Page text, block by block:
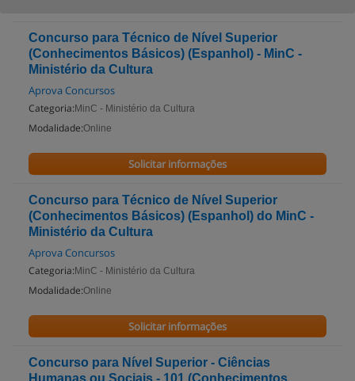
Concurso para Técnico de Nível Superior
(Conhecimentos Básicos) (Espanhol) - MinC -
Ministério da Cultura
Aprova Concursos
Categoria: MinC - Ministério da Cultura
Modalidade:Online
Solicitar informações
Concurso para Técnico de Nível Superior
(Conhecimentos Básicos) (Espanhol) do MinC -
Ministério da Cultura
Aprova Concursos
Categoria: MinC - Ministério da Cultura
Modalidade:Online
Solicitar informações
Concurso para Nível Superior - Ciências
Humanas ou Sociais - 101 (Conhecimentos